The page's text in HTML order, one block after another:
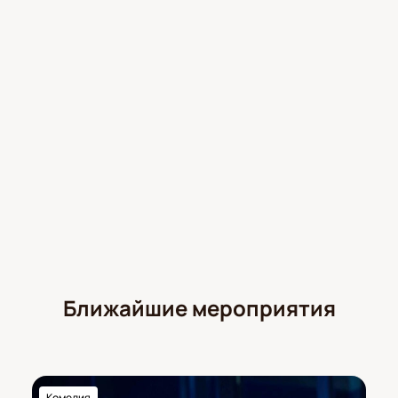
Корпоративным клиентам
Для групповых заявок и корпоративных клиентов
вопросам покупки билетов и организации
Ближайшие мероприятия